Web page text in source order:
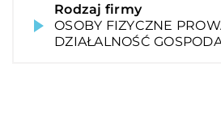
Rodzaj firmy
OSOBY FIZYCZNE
DZIAŁALNOŚĆ